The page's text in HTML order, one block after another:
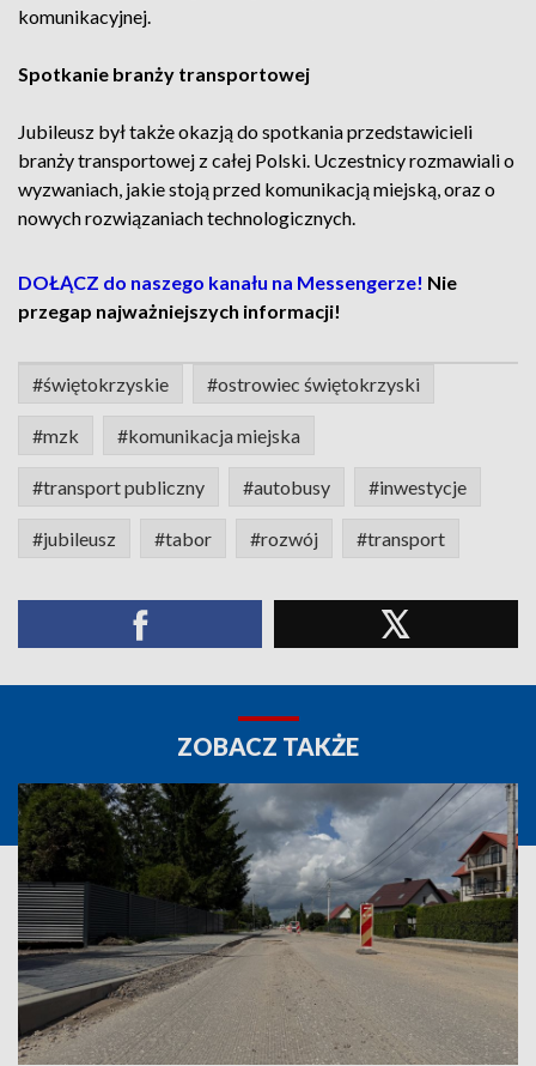
komunikacyjnej.
Spotkanie branży transportowej
Jubileusz był także okazją do spotkania przedstawicieli
branży transportowej z całej Polski. Uczestnicy rozmawiali o
wyzwaniach, jakie stoją przed komunikacją miejską, oraz o
nowych rozwiązaniach technologicznych.
DOŁĄCZ do naszego kanału na Messengerze! Nie
przegap najważniejszych informacji!
#świętokrzyskie #ostrowiec świętokrzyski
#mzk #komunikacja miejska
#transport publiczny #autobusy #inwestycje
#jubileusz #tabor #rozwój #transport
ZOBACZ TAKŻE